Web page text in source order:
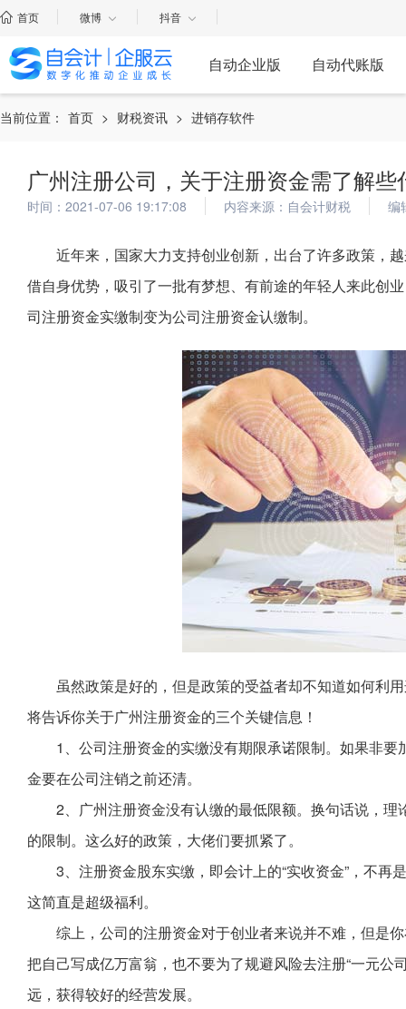
首页 微博 抖音
自动企业版 自动代账版
当前位置： 首页 > 财税资讯 > 进销存软件
广州注册公司，关于注册资金需了解些
时间：2021-07-06 19:17:08 内容来源：自会计财税 编
近年来，国家大力支持创业创新，出台了许多政策，
借自身优势，吸引了一批有梦想、有前途的年轻人来此创
司注册资金实缴制变为公司注册资金认缴制。
虽然政策是好的，但是政策的受益者却不知道如何利
将告诉你关于广州注册资金的三个关键信息！
1、公司注册资金的实缴没有期限承诺限制。如果非
金要在公司注销之前还清。
2、广州注册资金没有认缴的最低限额。换句话说，
的限制。这么好的政策，大佬们要抓紧了。
3、注册资金股东实缴，即会计上的“实收资金”，不
这简直是超级福利。
综上，公司的注册资金对于创业者来说并不难，但是
把自己写成亿万富翁，也不要为了规避风险去注册“一元
远，获得较好的经营发展。